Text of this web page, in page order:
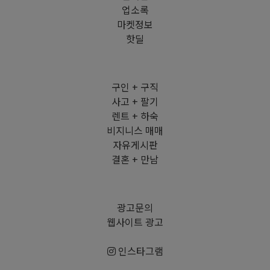
업소록
마켓정보
핫딜
구인 + 구직
사고 + 팔기
렌트 + 하숙
비지니스 매매
자유게시판
결혼 + 만남
광고문의
웹사이트 광고
인스타그램